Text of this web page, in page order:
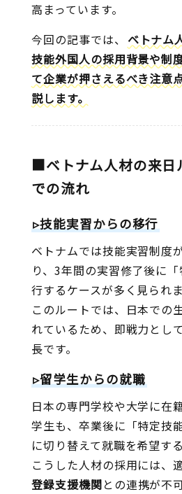
高まっています。
今回の記事では、 ベトナム
技能外国人の採用背景や制
て企業が押さえるべき注意
説します。
■ベトナム人材の来日
での流れ
▹技能実習からの移行
ベトナムでは技能実習制度
り、3年間の実習修了後に
行するケースが多く見られま
このルートでは、日本での
れているため、即戦力とし
長です。
▹留学生からの就職
日本の専門学校や大学に在
学生も、卒業後に「特定技
に切り替えて就職を希望す
こうした人材の採用には、
登録支援機関との連携が不